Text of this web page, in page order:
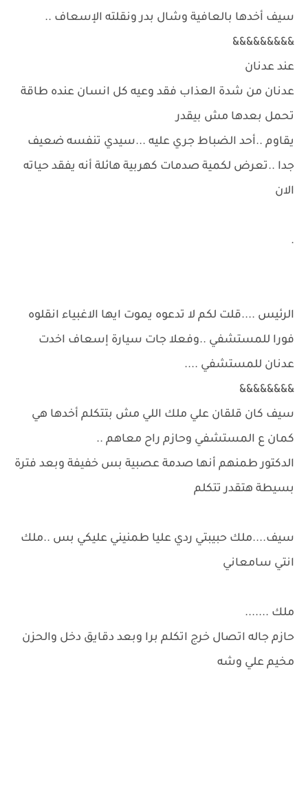
سيف أخدها بالعافية وشال بدر ونقلته الإسعاف ..
&&&&&&&&&
عند عدنان
عدنان من شدة العذاب فقد وعيه كل انسان عنده طاقة
تحمل بعدها مش بيقدر
يقاوم ..أحد الضباط جري عليه ...سيدي تنفسه ضعيف
جدا ..تعرض لكمية صدمات كهربية هائلة أنه يفقد حياته
الان
.
الرئيس ....قلت لكم لا تدعوه يموت ايها الاغبياء انقلوه
فورا للمستشفي ..وفعلا جات سيارة إسعاف اخدت
عدنان للمستشفي ....
&&&&&&&&
سيف كان قلقان علي ملك اللي مش بتتكلم أخدها هي
كمان ع المستشفي وحازم راح معاهم ..
الدكتور طمنهم أنها صدمة عصبية بس خفيفة وبعد فترة
بسيطة هتقدر تتكلم
سيف....ملك حبيبتي ردي عليا طمنيني عليكي بس ..ملك
انتي سامعاني
ملك .......
حازم جاله اتصال خرج اتكلم برا وبعد دقايق دخل والحزن
مخيم علي وشه